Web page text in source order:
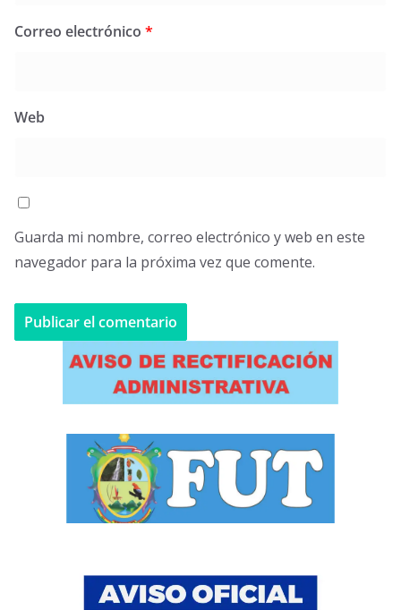
Correo electrónico *
Web
Guarda mi nombre, correo electrónico y web en este
navegador para la próxima vez que comente.